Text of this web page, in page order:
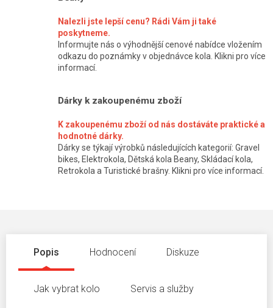
Nalezli jste lepší cenu? Rádi Vám ji také
poskytneme.
Informujte nás o výhodnější cenové nabídce vložením
odkazu do poznámky v objednávce kola. Klikni pro více
informací.
Dárky k zakoupenému zboží
K zakoupenému zboží od nás dostáváte praktické a
hodnotné dárky.
Dárky se týkají výrobků následujících kategorií: Gravel
bikes, Elektrokola, Dětská kola Beany, Skládací kola,
Retrokola a Turistické brašny. Klikni pro více informací.
Popis Hodnocení Diskuze
Jak vybrat kolo Servis a služby